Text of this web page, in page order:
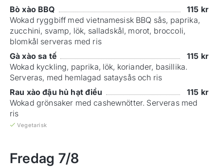
Bò xào BBQ
115 kr
Wokad ryggbiff med vietnamesisk BBQ sås, paprika,
zucchini, svamp, lök, salladskål, morot, broccoli,
blomkål serveras med ris
Gà xào sa tế
115 kr
Wokad kyckling, paprika, lök, koriander, basillika.
Serveras, med hemlagad sataysås och ris
Rau xào đậu hủ hạt điều
115 kr
Wokad grönsaker med cashewnötter. Serveras med
ris
Vegetarisk
Fredag 7/8